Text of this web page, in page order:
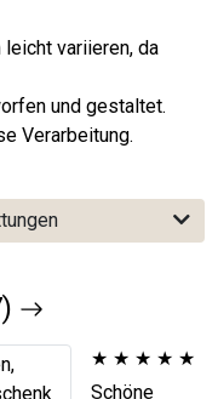
variieren, da
und gestaltet.
Verarbeitung.
★ ★ ★ ★ ★
Schöne